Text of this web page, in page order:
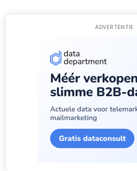
ADVERTENTIE